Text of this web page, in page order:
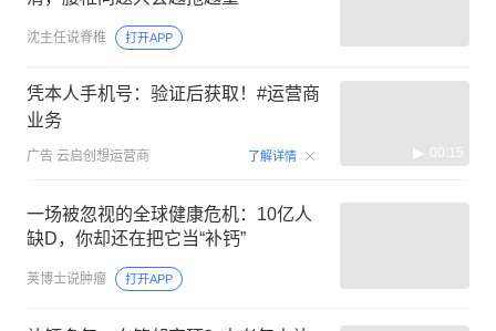
沈主任说脊椎 打开APP
凭本人手机号：验证后获取！#运营商
业务
广告 云启创想运营商 了解详情 00:15
一场被忽视的全球健康危机：10亿人
缺D，你却还在把它当“补钙”
荚博士说肿瘤 打开APP